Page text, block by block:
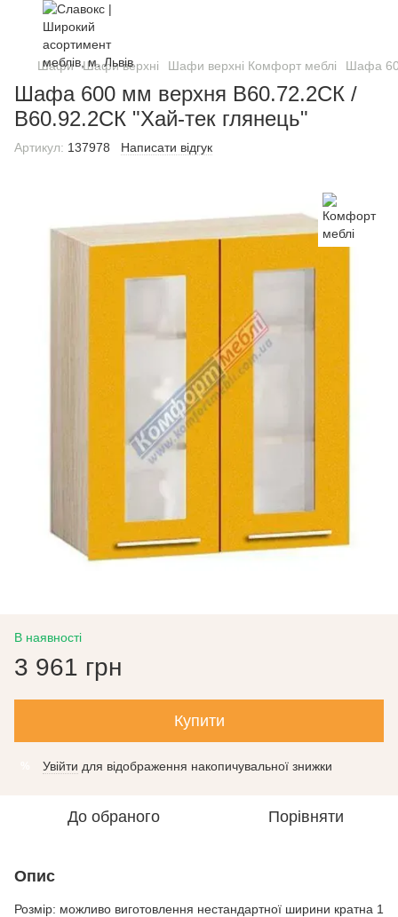
Шафи Шафи верхні Шафи верхні Комфорт меблі Шафа
Шафа 600 мм верхня В60.72.2СК /
В60.92.2СК "Хай-тек глянець"
Артикул: 137978 Написати відгук
В наявності
3 961 грн
Купити
Увійти для відображення накопичувальної знижки
До обраного Порівняти
Опис
Розмір: можливо виготовлення нестандартної ширини кратна 1